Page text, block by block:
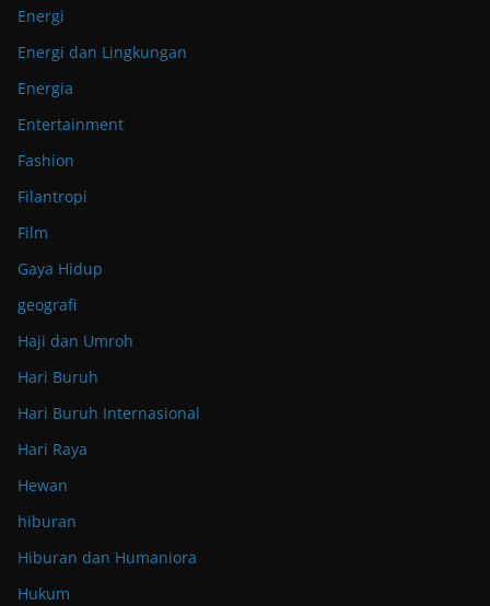
Energi
Energi dan Lingkungan
Energia
Entertainment
Fashion
Filantropi
Film
Gaya Hidup
geografi
Haji dan Umroh
Hari Buruh
Hari Buruh Internasional
Hari Raya
Hewan
hiburan
Hiburan dan Humaniora
Hukum